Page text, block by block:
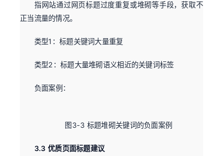
指网站通过网页标题过度重复或堆砌等手段，获取不
正当流量的情况。
类型1：标题关键词大量重复
类型2：标题大量堆砌语义相近的关键词标签
负面案例：
图3-3 标题堆砌关键词的负面案例
3.3 优质页面标题建议